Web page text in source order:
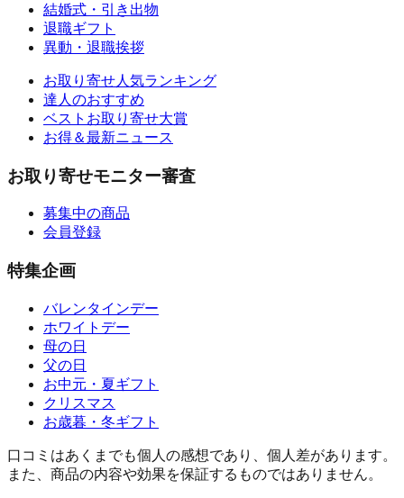
結婚式・引き出物
退職ギフト
異動・退職挨拶
お取り寄せ人気ランキング
達人のおすすめ
ベストお取り寄せ大賞
お得＆最新ニュース
お取り寄せモニター審査
募集中の商品
会員登録
特集企画
バレンタインデー
ホワイトデー
母の日
父の日
お中元・夏ギフト
クリスマス
お歳暮・冬ギフト
口コミはあくまでも個人の感想であり、個人差があります。
また、商品の内容や効果を保証するものではありません。